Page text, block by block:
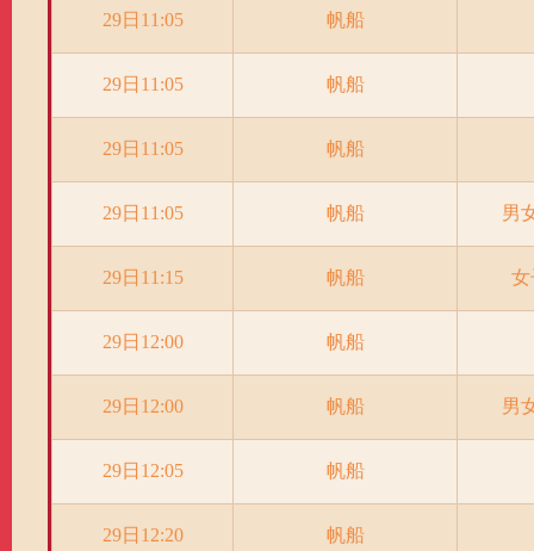
29日11:05 帆船
29日11:05 帆船
29日11:05 帆船
29日11:05 帆船 男
29日11:15 帆船 女
29日12:00 帆船
29日12:00 帆船 男
29日12:05 帆船
29日12:20 帆船